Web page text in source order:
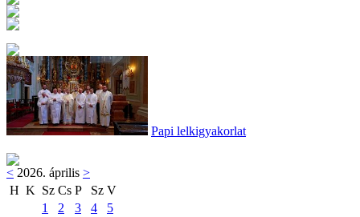
Papi lelkigyakorlat
< 2026. április >
H K Sz Cs P Sz V
1
2 3 4
5